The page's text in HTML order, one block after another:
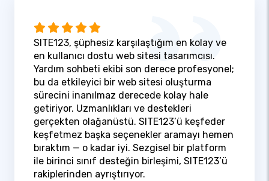
SITE123, şüphesiz karşılaştığım en kolay ve
en kullanıcı dostu web sitesi tasarımcısı.
Yardım sohbeti ekibi son derece profesyonel;
bu da etkileyici bir web sitesi oluşturma
sürecini inanılmaz derecede kolay hale
getiriyor. Uzmanlıkları ve destekleri
gerçekten olağanüstü. SITE123’ü keşfeder
keşfetmez başka seçenekler aramayı hemen
bıraktım — o kadar iyi. Sezgisel bir platform
ile birinci sınıf desteğin birleşimi, SITE123’ü
rakiplerinden ayrıştırıyor.